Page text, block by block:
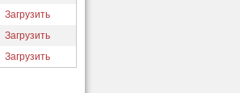
Загрузить
Загрузить
Загрузить